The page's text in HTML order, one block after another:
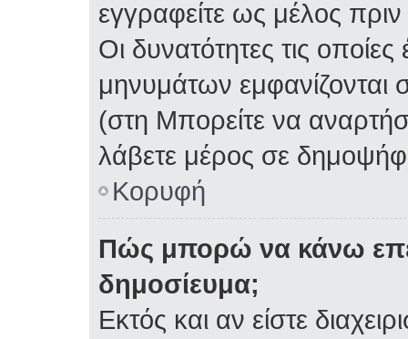
εγγραφείτε ως μέλος
Οι δυνατότητες τις
μηνυμάτων
(στη Μπορείτε να
λάβετε μέρος σε
Κορυφή
Πώς μπορώ να κάνω
δημοσίευμα;
Εκτός και αν είστε